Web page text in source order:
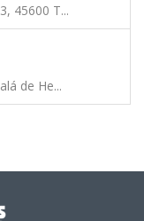
45600 T...
de He...